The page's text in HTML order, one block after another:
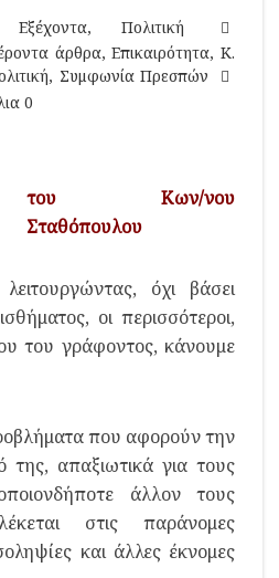
Εξέχοντα,Πολιτική
άρθρα,Επικαιρότητα, Κ.
, Συμφωνία Πρεσπών
0
του Κων/νου
Σταθόπουλου
όχι βάσει
οι περισσότεροι,
του γράφοντος, κάνουμε
που αφορούν την
απαξιωτικά για τους
άλλον τους
στις παράνομες
και άλλες έκνομες